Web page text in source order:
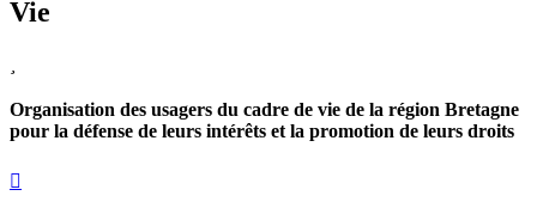
Vie
Organisation des usagers du cadre de vie de la région Bretagne
pour la défense de leurs intérêts et la promotion de leurs droits